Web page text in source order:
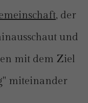
, der
und
mit dem Ziel
" miteinander